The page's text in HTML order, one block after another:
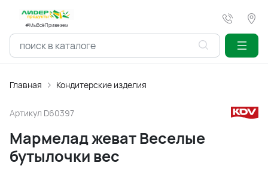
#МыВсёПривезем
Главная Кондитерские изделия
Артикул D60397
Мармелад жеват Веселые
бутылочки вес